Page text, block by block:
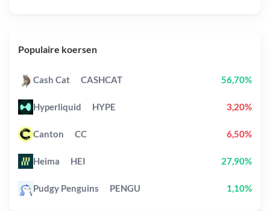
Populaire koersen
Cash Cat CASHCAT 56,70%
Hyperliquid HYPE 3,20%
Canton CC 6,50%
Heima HEI 27,90%
Pudgy Penguins PENGU 1,10%